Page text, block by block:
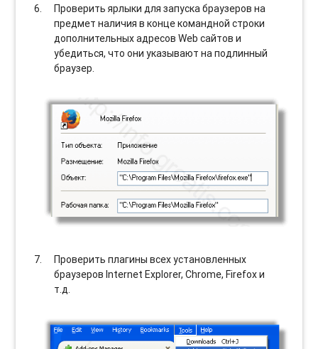
Проверить ярлыки для запуска браузеров на
предмет наличия в конце командной строки
дополнительных адресов Web сайтов и
убедиться, что они указывают на подлинный
браузер.
Проверить плагины всех установленных
браузеров Internet Explorer, Chrome, Firefox и
т.д.